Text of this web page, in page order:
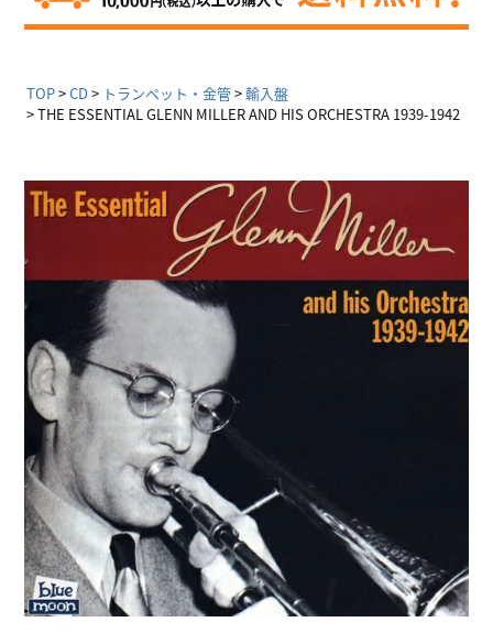
TOP CD トランペット・金管
輸入盤
THE ESSENTIAL GLENN MILLER AND HIS ORCHESTRA 1939-1942